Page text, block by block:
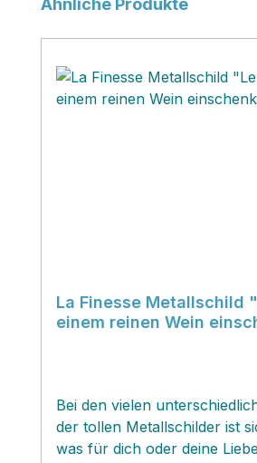
La Finesse Metallschild
einem reinen Wein
Bei den vielen
der tollen Metallschilder ist
was für dich oder deine